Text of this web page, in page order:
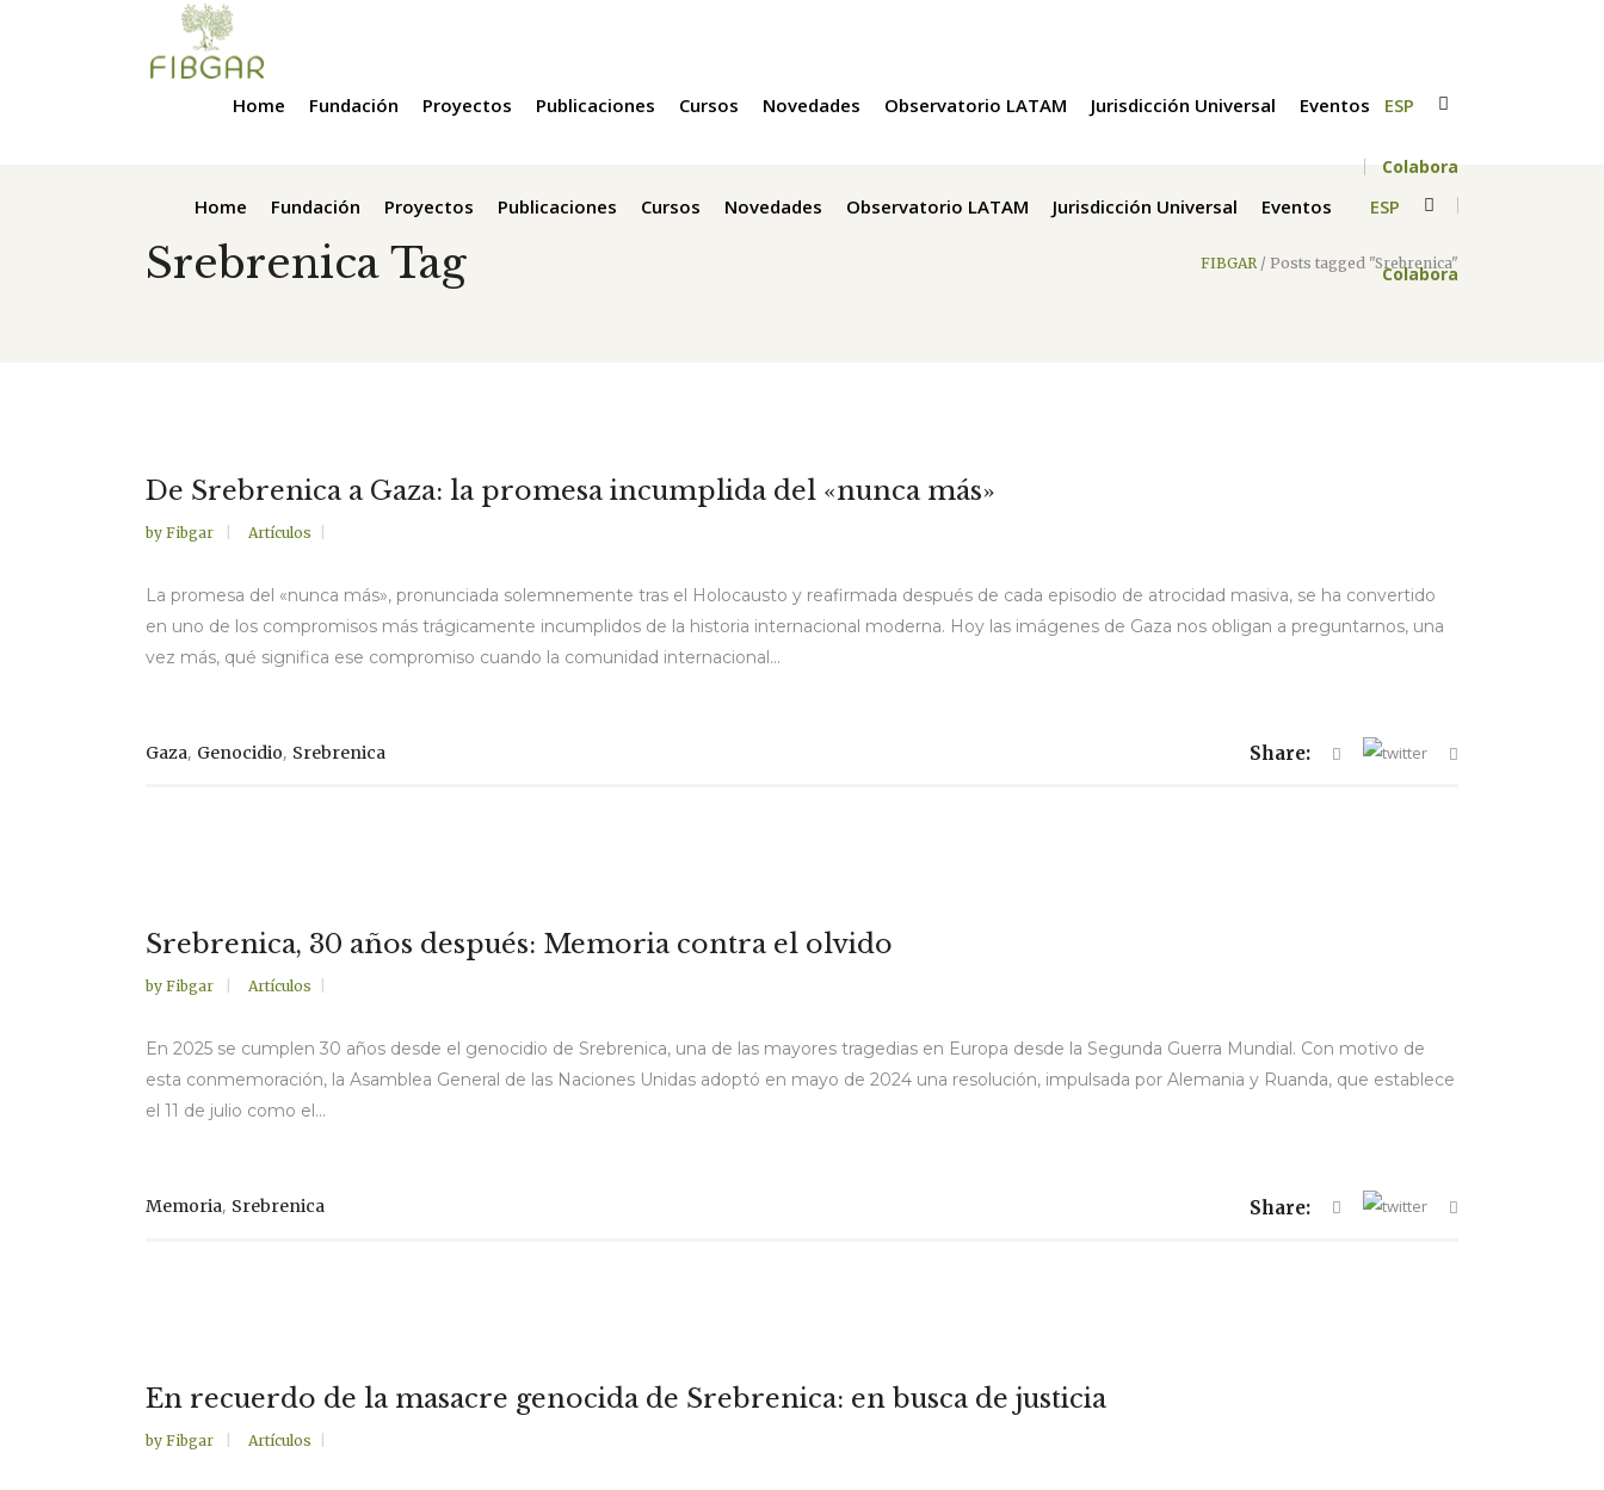
Home Fundación Proyectos Publicaciones Cursos Novedades Observatorio LATAM Jurisdicción Universal Eventos ESP
Colabora
Home Fundación Proyectos Publicaciones Cursos Novedades Observatorio LATAM Jurisdicción Universal Eventos ESP
Colabora
Srebrenica Tag FIBGAR / Posts tagged "Srebrenica"
De Srebrenica a Gaza: la promesa incumplida del «nunca más»
by Fibgar Artículos
La promesa del «nunca más», pronunciada solemnemente tras el Holocausto y reafirmada después de cada episodio de atrocidad masiva, se ha convertido
en uno de los compromisos más trágicamente incumplidos de la historia internacional moderna. Hoy las imágenes de Gaza nos obligan a preguntarnos, una
vez más, qué significa ese compromiso cuando la comunidad internacional...
Gaza, Genocidio, Srebrenica Share:
Srebrenica, 30 años después: Memoria contra el olvido
by Fibgar Artículos
En 2025 se cumplen 30 años desde el genocidio de Srebrenica, una de las mayores tragedias en Europa desde la Segunda Guerra Mundial. Con motivo de
esta conmemoración, la Asamblea General de las Naciones Unidas adoptó en mayo de 2024 una resolución, impulsada por Alemania y Ruanda, que establece
el 11 de julio como el...
Memoria, Srebrenica Share:
En recuerdo de la masacre genocida de Srebrenica: en busca de justicia
by Fibgar Artículos